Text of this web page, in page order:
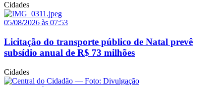
Cidades
05/08/2026 às 07:53
Licitação do transporte público de Natal prevê
subsídio anual de R$ 73 milhões
Cidades